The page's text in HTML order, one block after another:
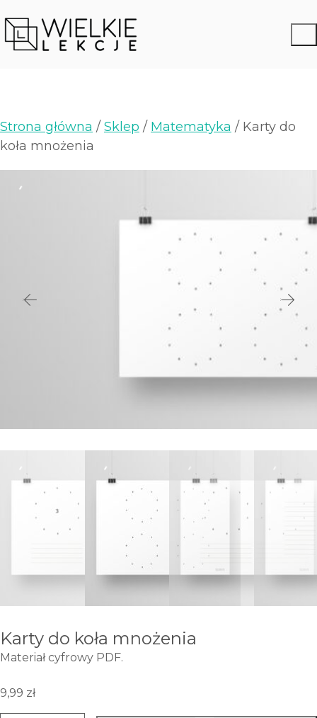
Strona główna / Sklep / Matematyka / Karty do
koła mnożenia
Karty do koła mnożenia
Materiał cyfrowy PDF.
9,99 zł